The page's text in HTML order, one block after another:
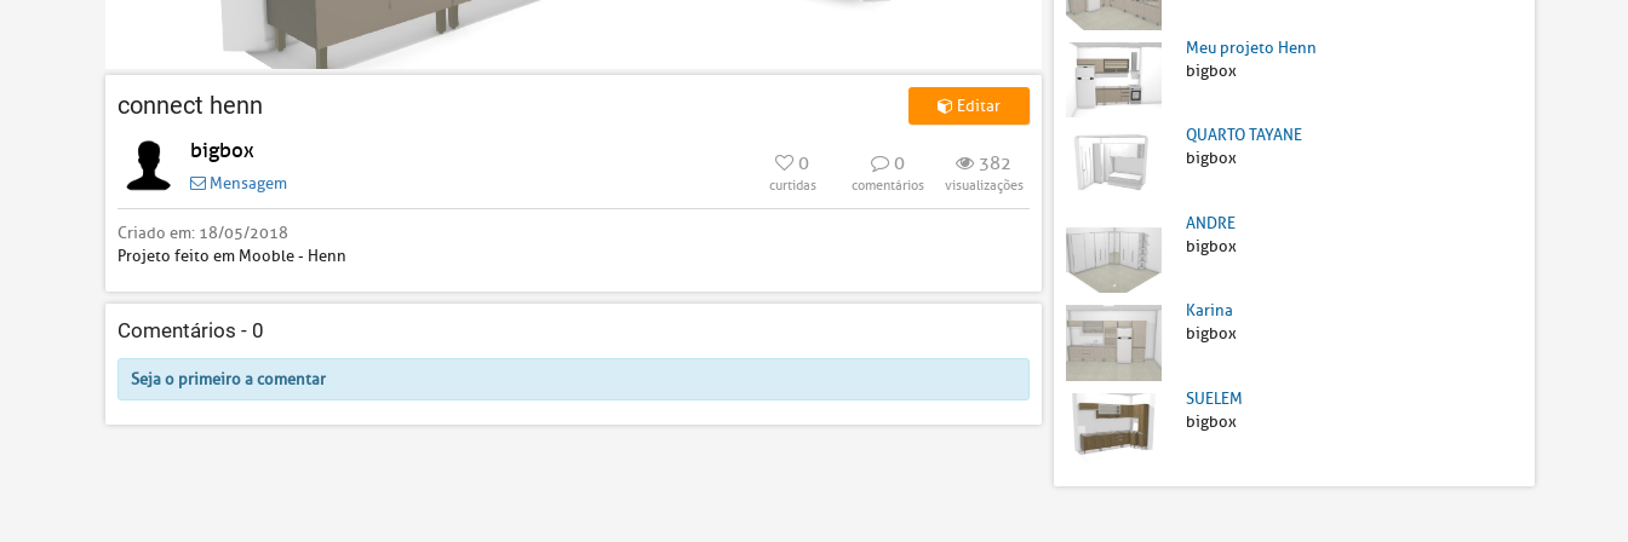
connect henn Editar
bigbox
Mensagem
0
curtidas
0
comentários
382
visualizações
Criado em: 18/05/2018
Projeto feito em Mooble - Henn
Comentários - 0
Seja o primeiro a comentar
Meu projeto Henn
bigbox
QUARTO TAYANE
bigbox
ANDRE
bigbox
Karina
bigbox
SUELEM
bigbox